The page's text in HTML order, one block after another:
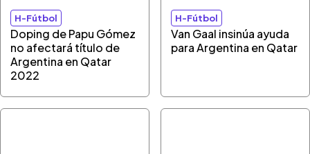
H-Fútbol
Doping de Papu Gómez
no afectará título de
Argentina en Qatar
2022
H-Fútbol
Van Gaal insinúa ayuda
para Argentina en Qatar